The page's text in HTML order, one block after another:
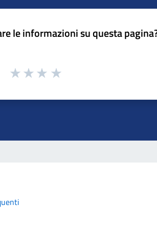
le informazioni su questa